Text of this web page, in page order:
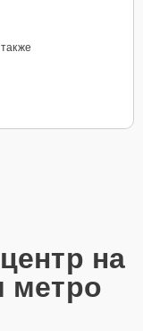
на
метро